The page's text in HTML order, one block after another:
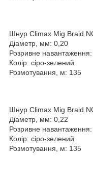
Шнур Climax Mig Braid
Діаметр, мм: 0,20
Розривне навантаження:
Колір: сіро-зелений
Розмотування, м: 135
Шнур Climax Mig Braid
Діаметр, мм: 0,22
Розривне навантаження:
Колір: сіро-зелений
Розмотування, м: 135